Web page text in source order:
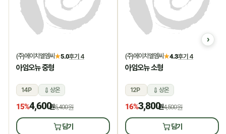
(주)에이치엘엠씨★5.0후기 4
아임오뉴 중형
14P 상온
15%4,600원5,400원
담기
(주)에이치엘엠씨★4.3후기 4
아임오뉴 소형
12P 상온
16%3,800원4,500원
담기